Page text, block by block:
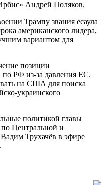
Андрей Поляков.
Трампу звания есаула
американского лидера,
вариантом для
позиции
РФ из-за давления ЕС.
на США для поиска
украинского
политикой главы
по Центральной и
Трухачёв в эфире